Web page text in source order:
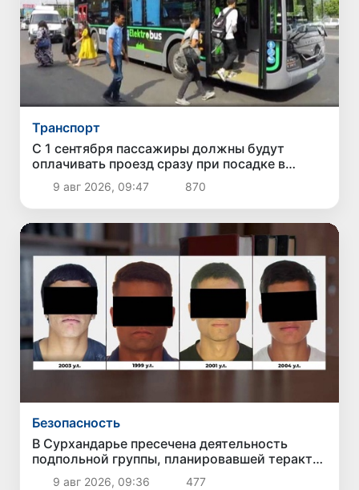
Транспорт
С 1 сентября пассажиры должны будут
оплачивать проезд сразу при посадке в
автобус
9 авг 2026, 09:47 870
Безопасность
В Сурхандарье пресечена деятельность
подпольной группы, планировавшей теракты
и выезд в Сирию
9 авг 2026, 09:36 477